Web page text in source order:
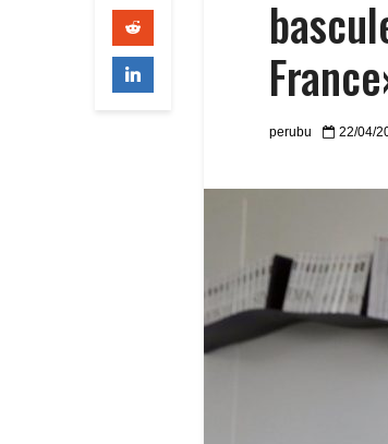
perubu 22/04/